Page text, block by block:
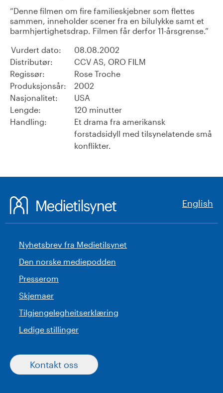
Denne filmen om fire familieskjebner som flettes
sammen, inneholder scener fra en bilulykke samt et
barmhjertighetsdrap. Filmen får derfor 11-årsgrense.
Vurdert dato:
08.08.2002
Distributør:
CCV AS, ORO FILM
Regissør:
Rose Troche
Produksjonsår:
2002
Nasjonalitet:
USA
Lengde:
120 minutter
Handling:
Et drama fra amerikansk
forstadsidyll med tilsynelatende små
konflikter.
English
Nyhetsbrev fra Medietilsynet
Den norske mediepodden
Presserom
Skjemaer
Tilgjengelegheitserklæring
Ledige stillinger
Kontakt oss